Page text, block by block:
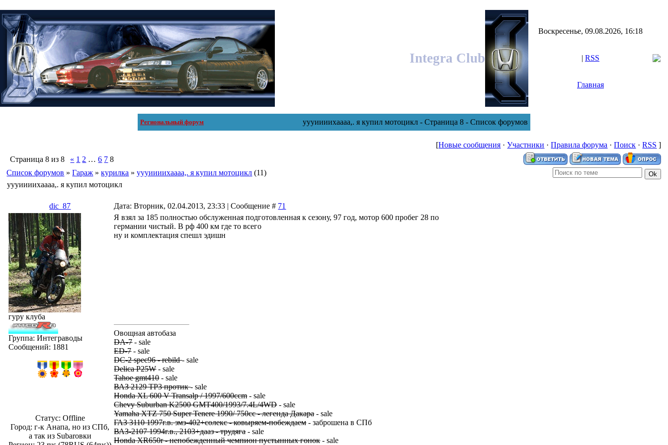
Integra Club
Воскресенье, 09.08.2026, 16:18
| RSS
Главная
Региональный форум уууиииихаааа,. я купил мотоцикл - Страница 8 - Список форумов
[Новые сообщения ·Участники ·Правила форума ·Поиск ·RSS ]
Страница8 из8 « 1 2 … 6 7 8
Список форумов » Гараж » курилка » уууиииихаааа,. я купил мотоцикл (11)
уууиииихаааа,. я купил мотоцикл
dic_87 Дата: Вторник, 02.04.2013, 23:33 | Сообщение # 71
гуру клуба
Группа: Интеграводы
Сообщений: 1881
Статус: Offline
Город: г-к Анапа, но из СПб,
а так из Subaroвки
Я взял за 185 полностью обслуженная подготовленная к сезону, 97 год, мотор 600 пробег 28 по
германии чистый. В рф 400 км где то всего
ну и комплектация спешл эдишн
Овощная автобаза
DA-7- sale
ED-7- sale
DC-2 spec96 - rebild- sale
Delica P25W- sale
Tahoe gmt410- sale
ВАЗ 2129 ТР3 протик- sale
Honda XL 600 V Transalp / 1997/600ccm- sale
Chevy Suburban K2500 GMT400/1993/7.4L/4WD- sale
Yamaha XTZ 750 Super Tenere 1990/ 750cc - легенда Дакара- sale
ГАЗ 3110 1997г.в. змз-402+солекс - ковыряем-побеждаем- заброшена в СПб
ВАЗ-2107 1994г.в., 2103+дааз - трудяга- sale
Honda XR650r - непобежденный чемпион пустынных гонок- sale